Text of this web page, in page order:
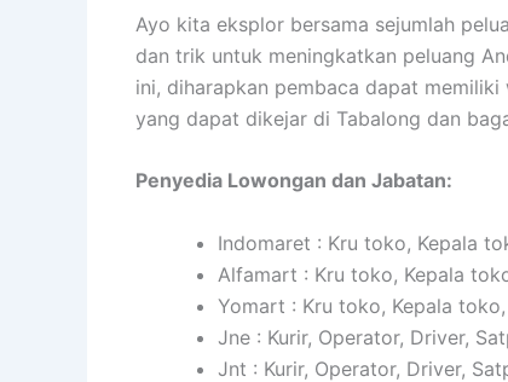
Ayo kita eksplor bersama sejumlah
dan trik untuk meningkatkan peluang
ini, diharapkan pembaca dapat
yang dapat dikejar di Tabalong dan
Penyedia Lowongan dan Jabatan:
Indomaret : Kru toko, Kepala
Alfamart : Kru toko, Kepala
Yomart : Kru toko, Kepala
Jne : Kurir, Operator, Driver,
Jnt : Kurir, Operator, Driver,